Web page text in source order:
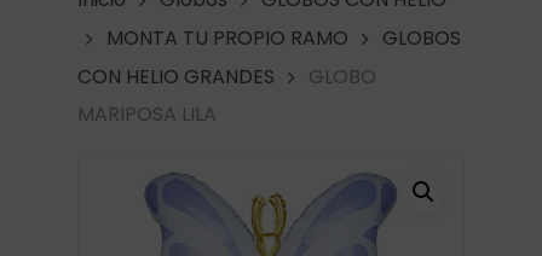
MONTA TU PROPIO RAMO
GLOBOS
CON HELIO GRANDES
GLOBO
MARIPOSA LILA